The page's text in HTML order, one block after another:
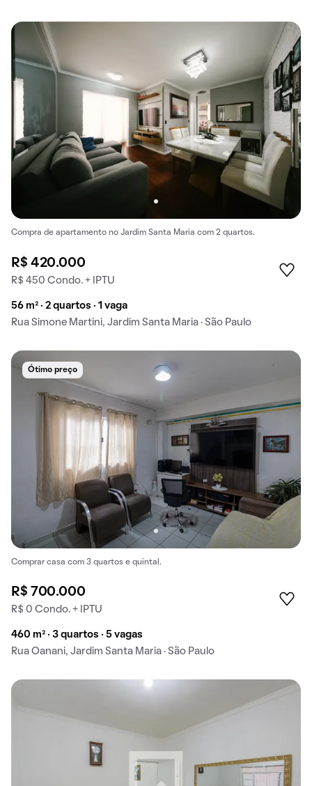
Compra de apartamento no Jardim Santa Maria com 2 quartos.
R$ 420.000
R$ 450 Condo. + IPTU
56 m² · 2 quartos · 1 vaga
Rua Simone Martini, Jardim Santa Maria · São Paulo
Ótimo preço
Comprar casa com 3 quartos e quintal.
R$ 700.000
R$ 0 Condo. + IPTU
460 m² · 3 quartos · 5 vagas
Rua Oanani, Jardim Santa Maria · São Paulo